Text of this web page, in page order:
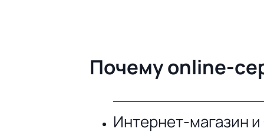
Почему online-
Интернет-магазин и